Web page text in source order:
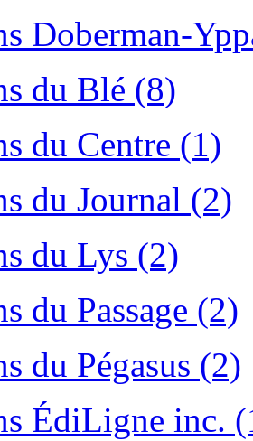
Doberman-
du Blé (8)
du Centre (1)
du Journal (2)
du Lys (2)
du Passage (2)
du Pégasus (2)
ÉdiLigne inc.